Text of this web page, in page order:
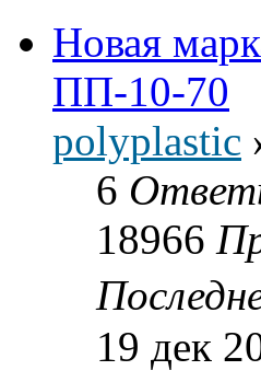
Новая
ПП-10-70
polyplastic
6
18966
19 дек